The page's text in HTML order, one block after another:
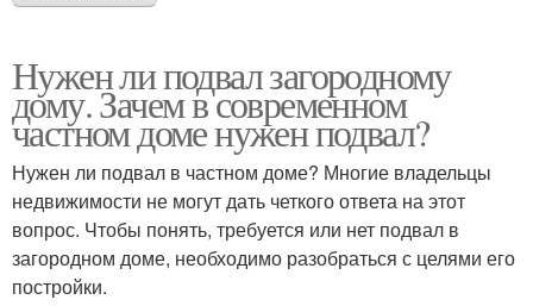
Нужен ли подвал загородному
дому. Зачем в современном
частном доме нужен подвал?
Нужен ли подвал в частном доме? Многие владельцы
недвижимости не могут дать четкого ответа на этот
вопрос. Чтобы понять, требуется или нет подвал в
загородном доме, необходимо разобраться с целями его
постройки.